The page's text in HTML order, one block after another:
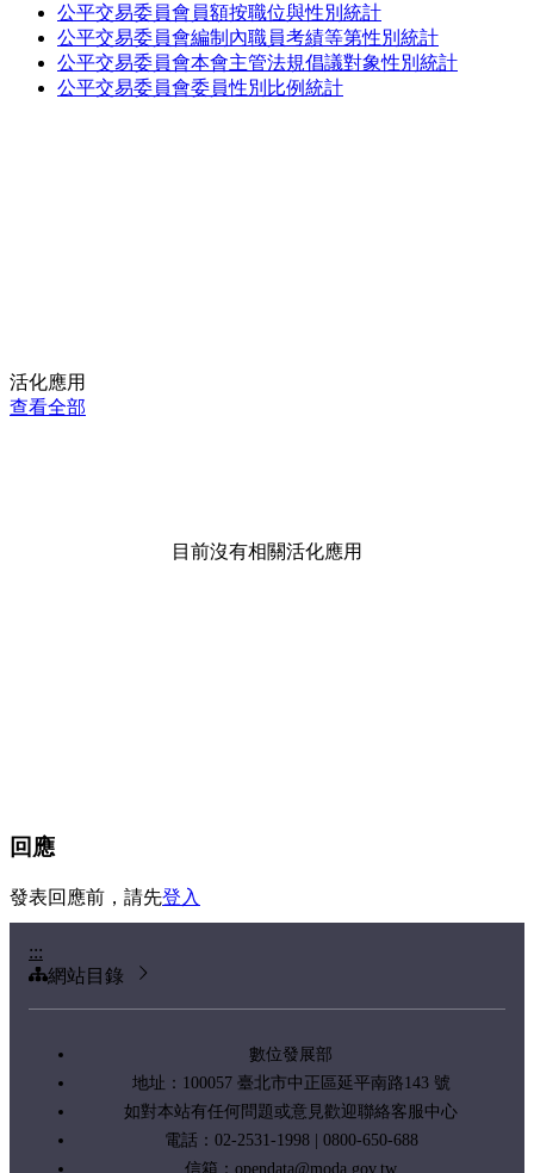
公平交易委員會員額按職位與性別統計
公平交易委員會編制內職員考績等第性別統計
公平交易委員會本會主管法規倡議對象性別統計
公平交易委員會委員性別比例統計
活化應用
查看全部
目前沒有相關活化應用
回應
發表回應前，請先登入
:::
網站目錄
數位發展部
地址：100057 臺北市中正區延平南路143 號
如對本站有任何問題或意見歡迎聯絡客服中心
電話：02-2531-1998 | 0800-650-688
信箱： opendata@moda.gov.tw